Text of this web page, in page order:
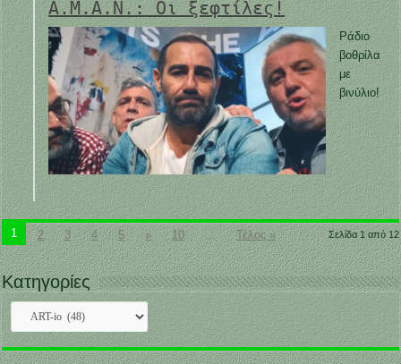
Α.Μ.Α.Ν.: Οι ξεφτίλες!
Ράδιο
βοθρίλα
με
βινύλιο!
Σελίδα 1 από 12
1 2 3 4 5 » 10 ... Τέλος »
Κατηγορίες
Κατηγορίες